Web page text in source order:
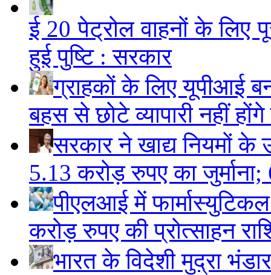
ई 20 पेट्रोल वाहनों के लिए
हुई पुष्टि : सरकार
ग्राहकों के लिए यूपीआई
बहस से छोटे व्यापारी नहीं
सरकार ने खाद्य नियमों
5.13 करोड़ रुपए का
पीएलआई में
करोड़ रुपए की प्रोत्साहन
भारत के विदेशी मुद्रा